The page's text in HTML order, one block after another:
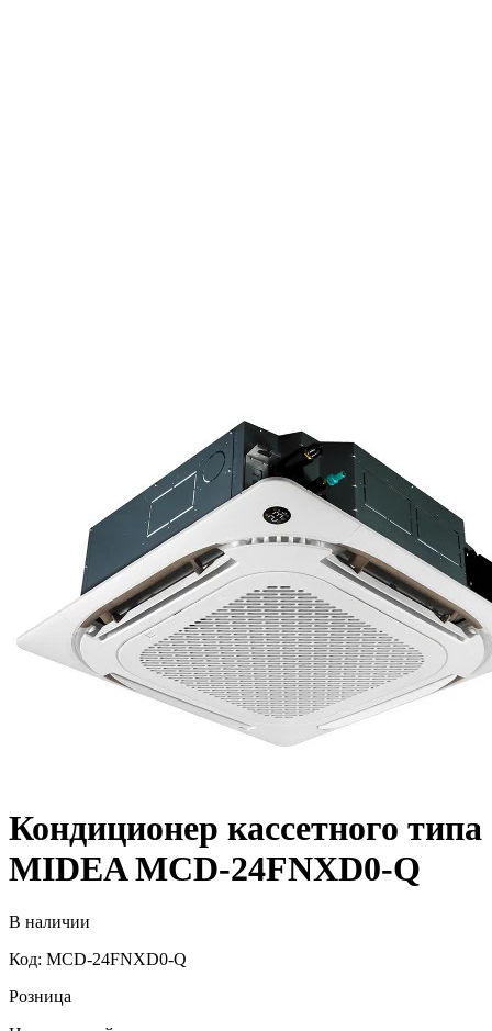
Кондиционер кассетного типа
MIDEA MCD-24FNXD0-Q
В наличии
Код: MCD-24FNXD0-Q
Розница